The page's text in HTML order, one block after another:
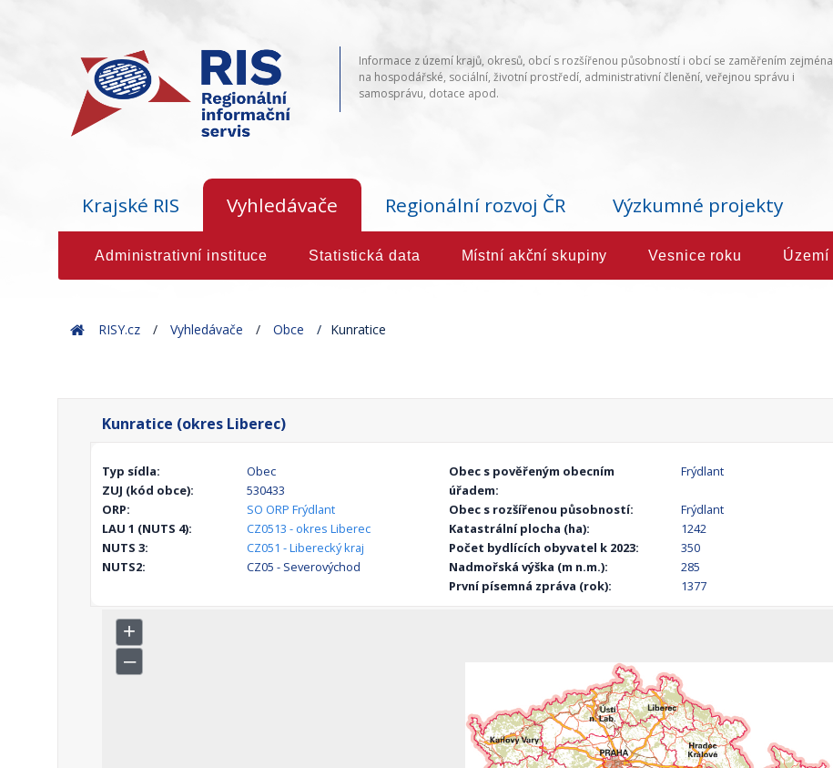
Informace z území krajů, okresů, obcí s rozšířenou působností i obcí se zaměřením zejména
na hospodářské, sociální, životní prostředí, administrativní členění, veřejnou správu i
samosprávu, dotace apod.
Krajské RIS Vyhledávače Regionální rozvoj ČR Výzkumné projekty
Administrativní instituce Statistická data Místní akční skupiny Vesnice roku Území
HomeRISY.cz Vyhledávače Obce Kunratice
Kunratice (okres Liberec)
Typ sídla:
Obec
ZUJ (kód obce):
530433
ORP:
SO ORP Frýdlant
LAU 1 (NUTS 4):
CZ0513 - okres Liberec
NUTS 3:
CZ051 - Liberecký kraj
NUTS2:
CZ05 - Severovýchod
Obec s pověřeným obecním
úřadem:
Frýdlant
Obec s rozšířenou působností:
Frýdlant
Katastrální plocha (ha):
1242
Počet bydlících obyvatel k 2023:
350
Nadmořská výška (m n.m.):
285
První písemná zpráva (rok):
1377